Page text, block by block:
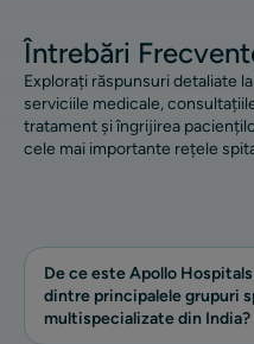
Întrebări
Explorați răspunsuri detaliate
serviciile medicale,
tratament și îngrijirea
cele mai importante rețele
De ce este Apollo
dintre principalele grupuri
multispecializate din India?